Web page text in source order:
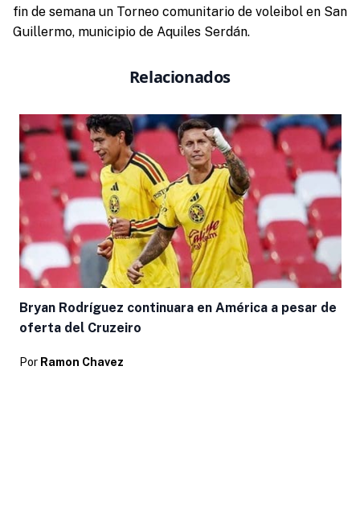
fin de semana un Torneo comunitario de voleibol en San
Guillermo, municipio de Aquiles Serdán.
Relacionados
Bryan Rodríguez continuara en América a pesar de
oferta del Cruzeiro
Por Ramon Chavez